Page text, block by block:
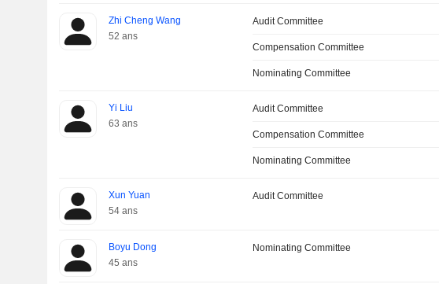
Zhi Cheng Wang
52 ans
Audit Committee
Compensation Committee
Nominating Committee
Yi Liu
63 ans
Audit Committee
Compensation Committee
Nominating Committee
Xun Yuan
54 ans
Audit Committee
Boyu Dong
45 ans
Nominating Committee